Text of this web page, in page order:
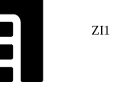
ZI1